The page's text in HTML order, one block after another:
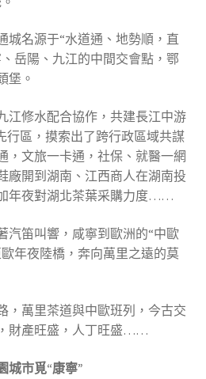
城名源于“水道通、地勢順，直
岳陽、九江的中間交會點，鄂
堡。
江修水配合協作，共建長江中游
行區，摸索出了跨行政區域共謀
，文旅一卡通，社保、就醫一網
廠開到湖南、江西商人在湖南投
年夜對湖北茶葉采購力度……
汽笛叫響，咸寧到歐洲的“中歐
年夜陸橋，奔向萬里之遠的莫
，萬里茶道與中歐班列，今古交
財產旺盛，人丁旺盛……
城市覓“康寧”